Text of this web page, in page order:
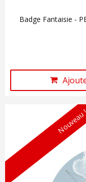
Badge Fantaisie -